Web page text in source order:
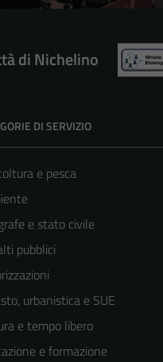
di Nichelino
DI SERVIZIO
e pesca
e stato civile
pubblici
urbanistica e SUE
e tempo libero
e formazione